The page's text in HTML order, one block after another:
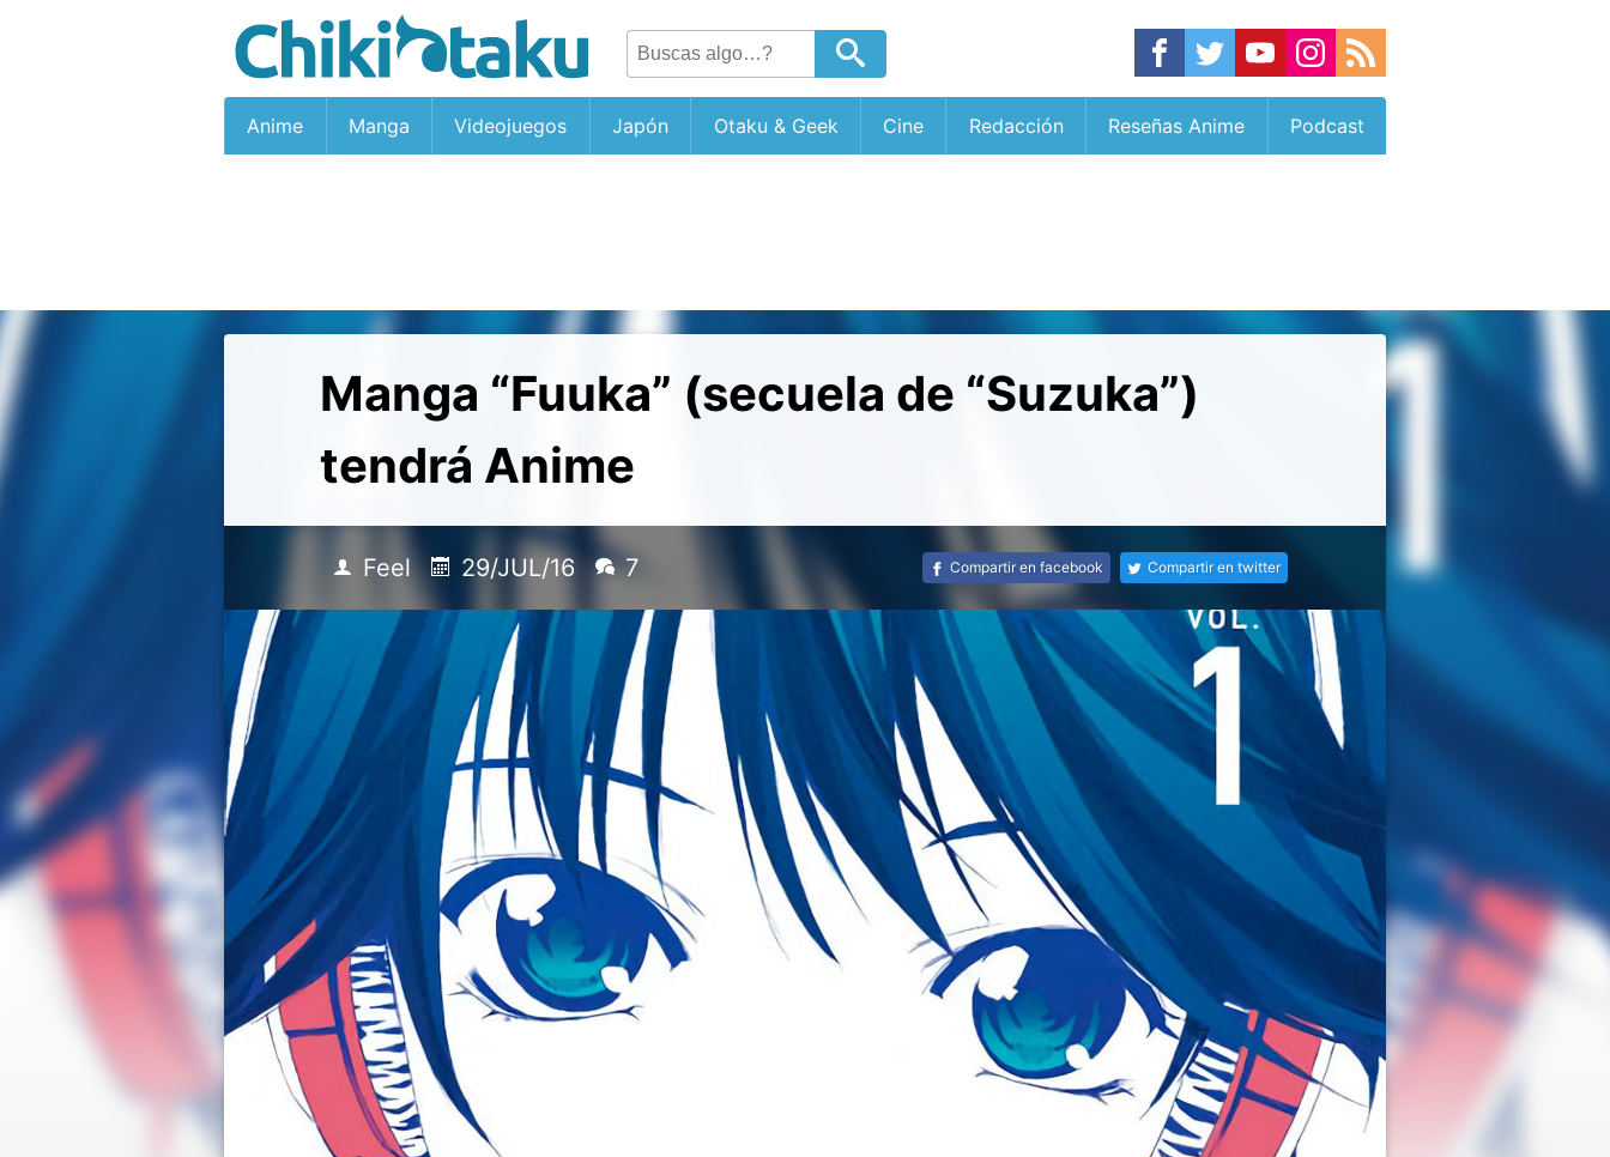
Anime Manga Videojuegos Japón Otaku & Geek Cine Redacción Reseñas Anime Podcast
Manga “Fuuka” (secuela de “Suzuka”)
tendrá Anime
Feel 29/JUL/16 7 Compartir en facebook Compartir en twitter